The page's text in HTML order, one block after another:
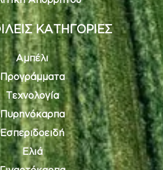
ΚΑΤΗΓΟΡΙΕΣ
Αμπέλι
Προγράμματα
Τεχνολογία
Πυρηνόκαρπα
Εσπεριδοειδή
Ελιά